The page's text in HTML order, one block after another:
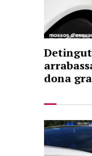
dona